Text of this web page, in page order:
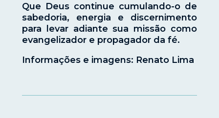
Que Deus continue cumulando-o de
sabedoria, energia e discernimento
para levar adiante sua missão como
evangelizador e propagador da fé.
Informações e imagens: Renato Lima